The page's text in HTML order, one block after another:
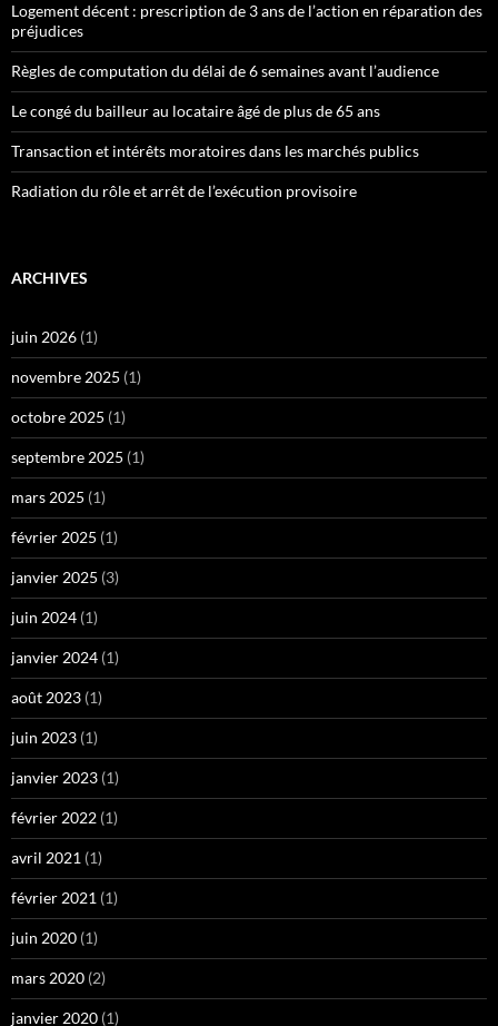
Logement décent : prescription de 3 ans de l’action en réparation des
préjudices
Règles de computation du délai de 6 semaines avant l’audience
Le congé du bailleur au locataire âgé de plus de 65 ans
Transaction et intérêts moratoires dans les marchés publics
Radiation du rôle et arrêt de l’exécution provisoire
ARCHIVES
juin 2026 (1)
novembre 2025 (1)
octobre 2025 (1)
septembre 2025 (1)
mars 2025 (1)
février 2025 (1)
janvier 2025 (3)
juin 2024 (1)
janvier 2024 (1)
août 2023 (1)
juin 2023 (1)
janvier 2023 (1)
février 2022 (1)
avril 2021 (1)
février 2021 (1)
juin 2020 (1)
mars 2020 (2)
janvier 2020 (1)